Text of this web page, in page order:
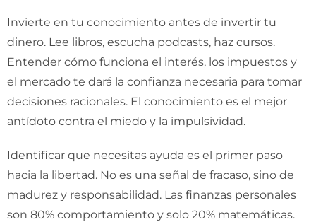
Invierte en tu conocimiento antes de invertir tu
dinero. Lee libros, escucha podcasts, haz cursos.
Entender cómo funciona el interés, los impuestos y
el mercado te dará la confianza necesaria para tomar
decisiones racionales. El conocimiento es el mejor
antídoto contra el miedo y la impulsividad.
Identificar que necesitas ayuda es el primer paso
hacia la libertad. No es una señal de fracaso, sino de
madurez y responsabilidad. Las finanzas personales
son 80% comportamiento y solo 20% matemáticas.